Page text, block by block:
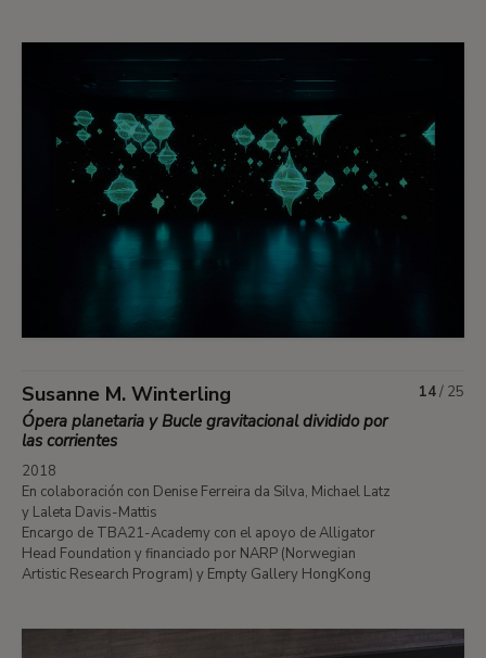
Susanne M. Winterling
Ópera planetaria y Bucle gravitacional dividido por
las corrientes
2018
En colaboración con Denise Ferreira da Silva, Michael Latz
y Laleta Davis-Mattis
Encargo de TBA21-Academy con el apoyo de Alligator
Head Foundation y financiado por NARP (Norwegian
Artistic Research Program) y Empty Gallery HongKong
14/ 25